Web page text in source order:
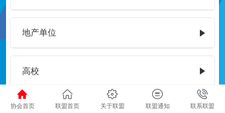
地产单位
高校
软件公司
协会首页 联盟首页 关于联盟 联盟通知 联系联盟